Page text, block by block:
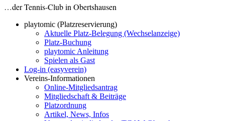
…der Tennis-Club in Obertshausen
playtomic (Platzreservierung)
Aktuelle Platz-Belegung (Wechselanzeige)
Platz-Buchung
playtomic Anleitung
Spielen als Gast
Log-in (easyverein)
Vereins-Informationen
Online-Mitgliedsantrag
Mitgliedschaft & Beiträge
Platzordnung
Artikel, News, Infos